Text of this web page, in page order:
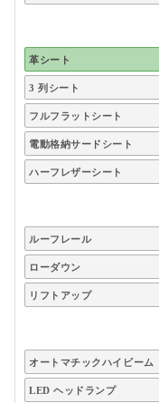
革シート
3 列シート
フルフラットシート
電動格納サードシート
ハーフレザーシート
ルーフレール
ローダウン
リフトアップ
オートマチックハイビーム
LED ヘッドランプ